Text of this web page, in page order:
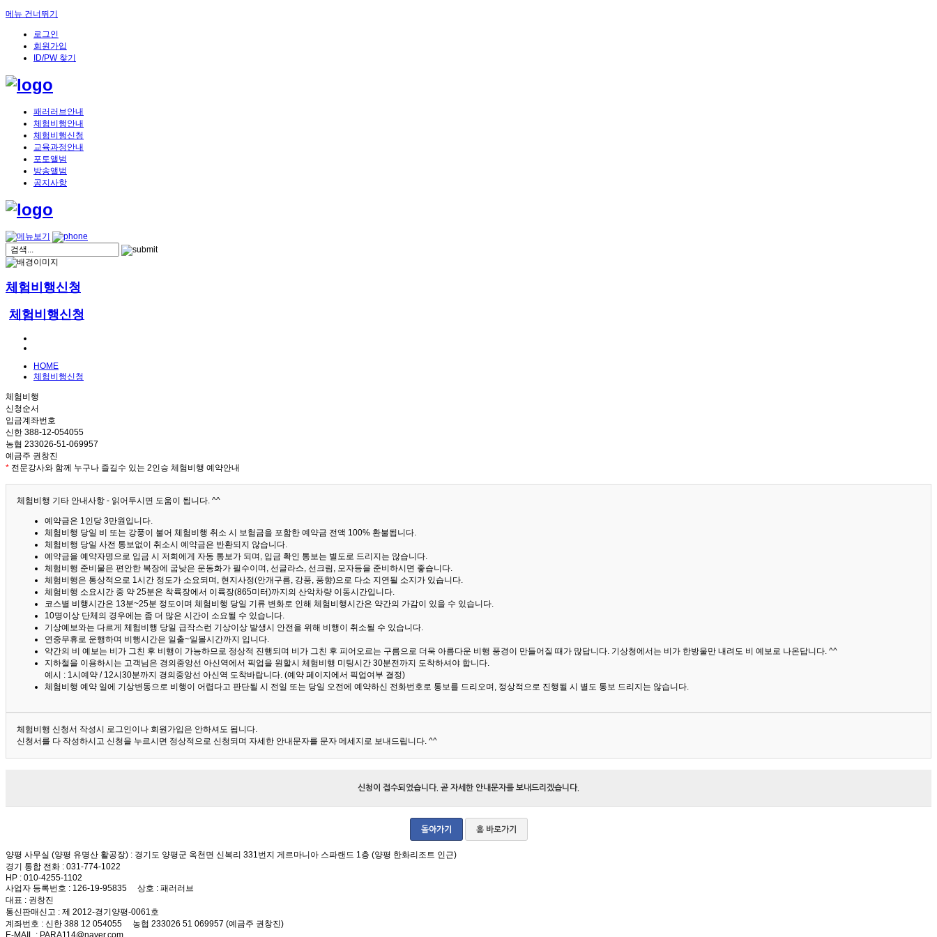
메뉴 건너뛰기
로그인
회원가입
ID/PW 찾기
패러러브안내
체험비행안내
체험비행신청
교육과정안내
포토앨범
방송앨범
공지사항
체험비행신청
체험비행신청
HOME
체험비행신청
체험비행
신청순서
입금계좌번호
신한 388-12-054055
농협 233026-51-069957
예금주 권창진
* 전문강사와 함께 누구나 즐길수 있는 2인승 체험비행 예약안내
체험비행 기타 안내사항 - 읽어두시면 도움이 됩니다. ^^
예약금은 1인당 3만원입니다.
체험비행 당일 비 또는 강풍이 불어 체험비행 취소 시 보험금을 포함한 예약금 전액 100% 환불됩니다.
체험비행 당일 사전 통보없이 취소시 예약금은 반환되지 않습니다.
예약금을 예약자명으로 입금 시 저희에게 자동 통보가 되며, 입금 확인 통보는 별도로 드리지는 않습니다.
체험비행 준비물은 편안한 복장에 굽낮은 운동화가 필수이며, 선글라스, 선크림, 모자등을 준비하시면 좋습니다.
체험비행은 통상적으로 1시간 정도가 소요되며, 현지사정(안개구름, 강풍, 풍향)으로 다소 지연될 소지가 있습니다.
체험비행 소요시간 중 약 25분은 착륙장에서 이륙장(865미터)까지의 산악차량 이동시간입니다.
코스별 비행시간은 13분~25분 정도이며 체험비행 당일 기류 변화로 인해 체험비행시간은 약간의 가감이 있을 수 있습니다.
10명이상 단체의 경우에는 좀 더 많은 시간이 소요될 수 있습니다.
기상예보와는 다르게 체험비행 당일 급작스런 기상이상 발생시 안전을 위해 비행이 취소될 수 있습니다.
연중무휴로 운행하며 비행시간은 일출~일몰시간까지 입니다.
약간의 비 예보는 비가 그친 후 비행이 가능하므로 정상적 진행되며 비가 그친 후 피어오르는 구름으로 더욱 아름다운 비행 풍경이 만들어질 때가 많답니다. 기상청에서는 비가 한방울만 내려도 비 예보로 나온답니다. ^^
지하철을 이용하시는 고객님은 경의중앙선 아신역에서 픽업을 원할시 체험비행 미팅시간 30분전까지 도착하셔야 합니다.
예시 : 1시예약 / 12시30분까지 경의중앙선 아신역 도착바랍니다. (예약 페이지에서 픽업여부 결정)
체험비행 예약 일에 기상변동으로 비행이 어렵다고 판단될 시 전일 또는 당일 오전에 예약하신 전화번호로 통보를 드리오며, 정상적으로 진행될 시 별도 통보 드리지는 않습니다.
체험비행 신청서 작성시 로그인이나 회원가입은 안하셔도 됩니다.
신청서를 다 작성하시고 신청을 누르시면 정상적으로 신청되며 자세한 안내문자를 문자 메세지로 보내드립니다. ^^
신청이 접수되었습니다. 곧 자세한 안내문자를 보내드리겠습니다.
돌아가기 홈 바로가기
양평 사무실 (양평 유명산 활공장) : 경기도 양평군 옥천면 신복리 331번지 게르마니아 스파랜드 1층 (양평 한화리조트 인근)
경기 통합 전화 : 031-774-1022
HP : 010-4255-1102
사업자 등록번호 : 126-19-95835 상호 : 패러러브
대표 : 권창진
통신판매신고 : 제 2012-경기양평-0061호
계좌번호 : 신한 388 12 054055 농협 233026 51 069957 (예금주 권창진)
E-MAIL
: PARA114@naver.com